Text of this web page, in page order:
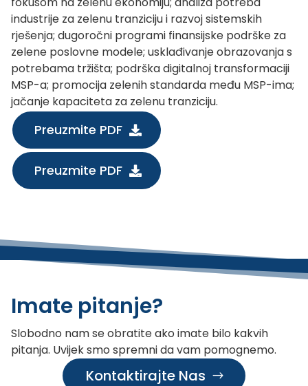
industrije za zelenu tranziciju i razvoj sistemskih
rješenja; dugoročni programi finansijske podrške za
zelene poslovne modele; usklađivanje obrazovanja s
potrebama tržišta; podrška digitalnoj transformaciji
MSP-a; promocija zelenih standarda među MSP-ima;
jačanje kapaciteta za zelenu tranziciju.
Preuzmite PDF
Preuzmite PDF
Imate pitanje?
Slobodno nam se obratite ako imate bilo kakvih
pitanja. Uvijek smo spremni da vam pomognemo.
Kontaktirajte Nas